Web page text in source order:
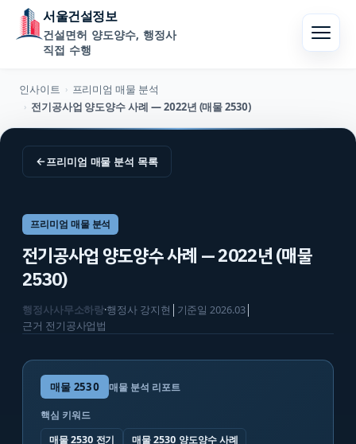
서울건설정보
건설면허 양도양수, 행정사
직접 수행
인사이트 › 프리미엄 매물 분석
› 전기공사업 양도양수 사례 — 2022년 (매물 2530)
←프리미엄 매물 분석 목록
프리미엄 매물 분석
전기공사업 양도양수 사례 — 2022년 (매물
2530)
행정사사무소하랑·행정사 강지현 기준일2026.03│
근거 전기공사업법
매물 2530 매물 분석 리포트
핵심 키워드
매물 2530 전기
매물 2530 양도양수 사례